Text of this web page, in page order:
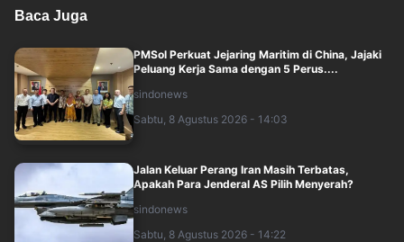
Baca Juga
PMSol Perkuat Jejaring Maritim di China, Jajaki
Peluang Kerja Sama dengan 5 Perus....
sindonews
Sabtu, 8 Agustus 2026 - 14:03
Jalan Keluar Perang Iran Masih Terbatas,
Apakah Para Jenderal AS Pilih Menyerah?
sindonews
Sabtu, 8 Agustus 2026 - 14:22